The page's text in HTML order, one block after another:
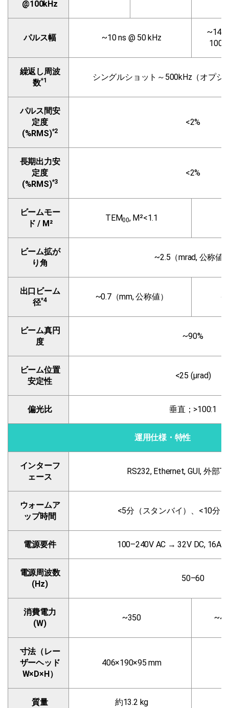
@100kHz
パルス幅 ~10 ns @ 50 kHz
~14
100
繰返し周波
数*1 シングルショット～500kHz（オプシ
パルス間安
定度
(%RMS)*2
<2%
長期出力安
定度
(%RMS)*3
<2%
ビームモー
ド / M²
TEM00, M²<1.1
ビーム拡が
り角
~2.5（mrad, 公称値
出口ビーム
径*4 ~0.7（mm, 公称値）
ビーム真円
度
~90%
ビーム位置
安定性
<25 (µrad)
偏光比 垂直；>100:1
運用仕様・特性
インターフ
ェース
RS232, Ethernet, GUI, 外部
ウォームア
ップ時間
<5分（スタンバイ）、<10分
電源要件 100–240V AC → 32V DC, 16A
電源周波数
(Hz)
50–60
消費電力
(W)
~350
寸法（レー
ザーヘッド
W×D×H）
406×190×95 mm
質量 約13.2 kg